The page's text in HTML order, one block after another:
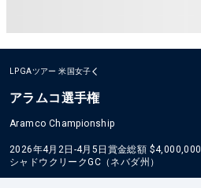
LPGAツアー 米国女子
アラムコ選手権
Aramco Championship
2026年4月2日-4月5日 賞金総額 $4,000,000
シャドウクリークGC（ネバダ州）